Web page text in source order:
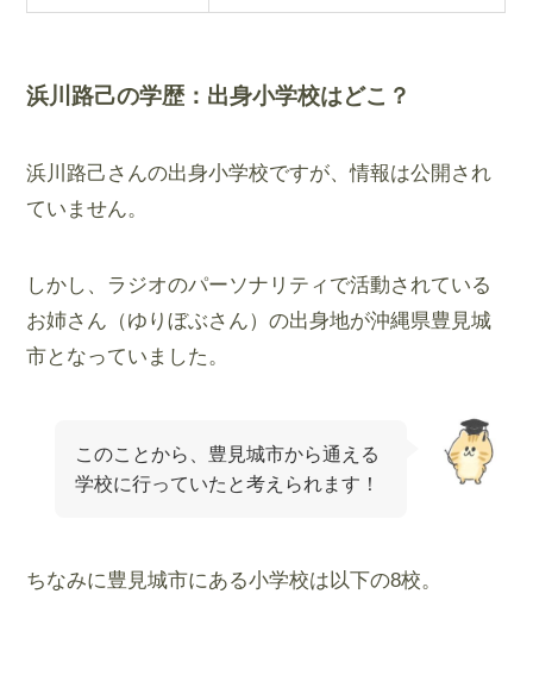
浜川路己の学歴：出身小学校はどこ？
浜川路己さんの出身小学校ですが、情報は公開され
ていません。
しかし、ラジオのパーソナリティで活動されている
お姉さん（ゆりぼぶさん）の出身地が沖縄県豊見城
市となっていました。
このことから、豊見城市から通える
学校に行っていたと考えられます！
ちなみに豊見城市にある小学校は以下の8校。